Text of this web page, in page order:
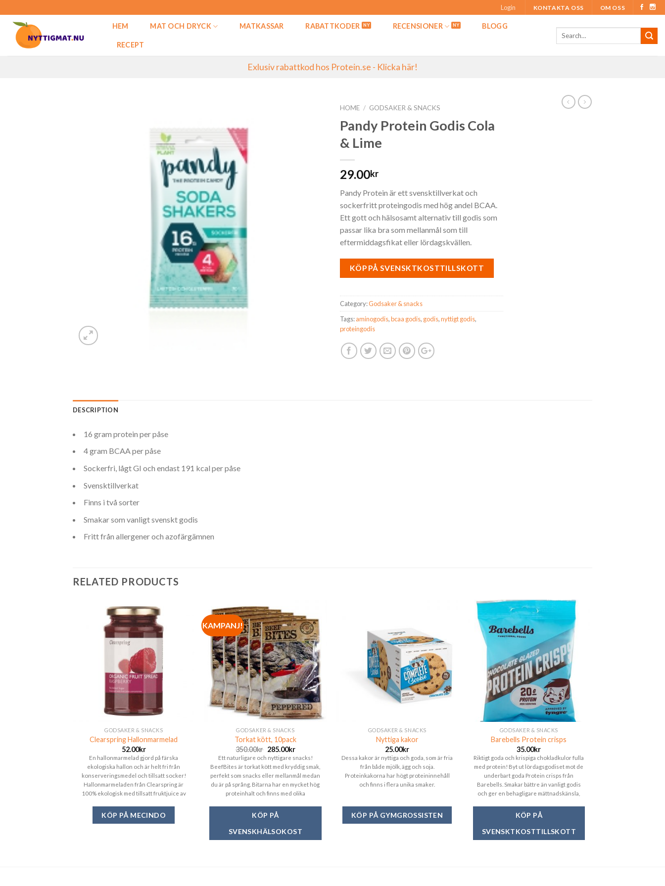
to
content
Login KONTAKTA OSS OM OSS
HEM MAT OCH DRYCK MATKASSAR RABATTKODER RECENSIONER BLOGG
RECEPT
Exlusiv rabattkod hos Protein.se - Klicka här!
HOME / GODSAKER & SNACKS
Pandy Protein Godis Cola
& Lime
29.00kr
Pandy Protein är ett svensktillverkat och
sockerfritt proteingodis med hög andel BCAA.
Ett gott och hälsosamt alternativ till godis som
passar lika bra som mellanmål som till
eftermiddagsfikat eller lördagskvällen.
KÖP PÅ SVENSKTKOSTTILLSKOTT
Category:Godsaker & snacks
Tags:aminogodis,bcaa godis, godis,nyttigt godis,
proteingodis
DESCRIPTION
16 gram protein per påse
4 gram BCAA per påse
Sockerfri, lågt GI och endast 191 kcal per påse
Svensktillverkat
Finns i två sorter
Smakar som vanligt svenskt godis
Fritt från allergener och azofärgämnen
RELATED PRODUCTS
GODSAKER & SNACKS
Clearspring Hallonmarmelad
52.00kr
En hallonmarmelad gjord på färska
ekologiska hallon och är helt fri från
konserveringsmedel och tillsatt socker!
Hallonmarmeladen från Clearspring är
100% ekologisk med tillsatt fruktjuice av
gröten på frukosten eller ett nyttigare
alternativ till hallonsylt på mackan.
KÖP PÅ MECINDO
KAMPANJ!
GODSAKER & SNACKS
Torkat kött, 10pack
350.00kr 285.00kr
Ett naturligare och nyttigare snacks!
BeefBites är torkat kött med kryddig smak,
perfekt som snacks eller mellanmål medan
du är på språng. Bitarna har en mycket hög
proteinhalt och finns med olika
KÖP PÅ
SVENSKHÄLSOKOST
GODSAKER & SNACKS
Nyttiga kakor
25.00kr
Dessa kakor är nyttiga och goda, som är fria
från både mjölk, ägg och soja.
Proteinkakorna har högt proteininnehåll
och finns i flera unika smaker.
KÖP PÅ GYMGROSSISTEN
GODSAKER & SNACKS
Barebells Protein crisps
35.00kr
Riktigt goda och krispiga chokladkulor fulla
med protein! Byt ut lördagsgodiset mot de
underbart goda Protein crisps från
Barebells. Smakar bättre än vanligt godis
och ger en behagligare mättnadskänsla,
gram protein. Barebells har verkligen
lyckats med detta proteingodiset. Testa, du
kommer inte ångra dig!
KÖP PÅ
SVENSKTKOSTTILLSKOTT